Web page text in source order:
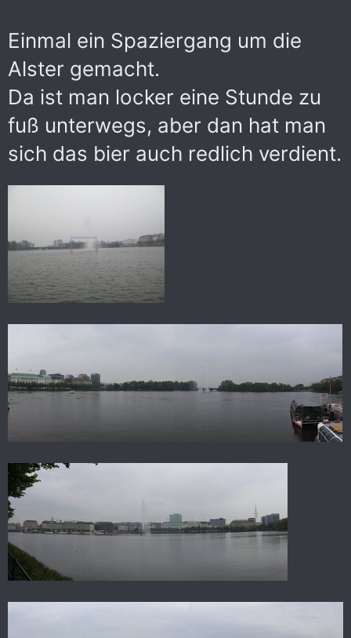
Einmal ein Spaziergang um die
Alster gemacht.
Da ist man locker eine Stunde zu
fuß unterwegs, aber dan hat man
sich das bier auch redlich verdient.